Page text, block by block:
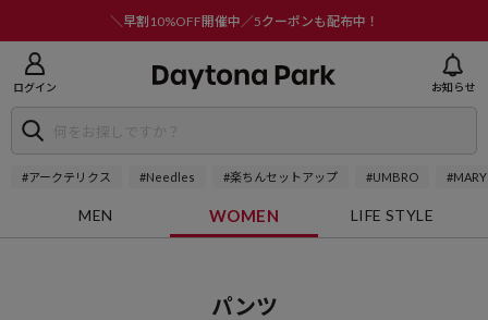
＼早割10%OFF開催中／5クーポンも配布中！
ログイン お知らせ
#アークテリクス #Needles #楽ちんセットアップ #UMBRO
MEN WOMEN LIFE STYLE
パンツ